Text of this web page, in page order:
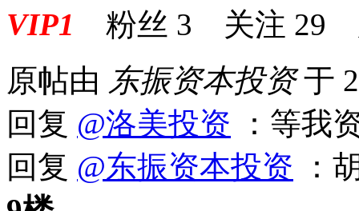
VIP1 粉丝 3 关注 29
原帖由 东振资本投资于
回复 @洛美投资 ：等我
回复 @东振资本投资 ：